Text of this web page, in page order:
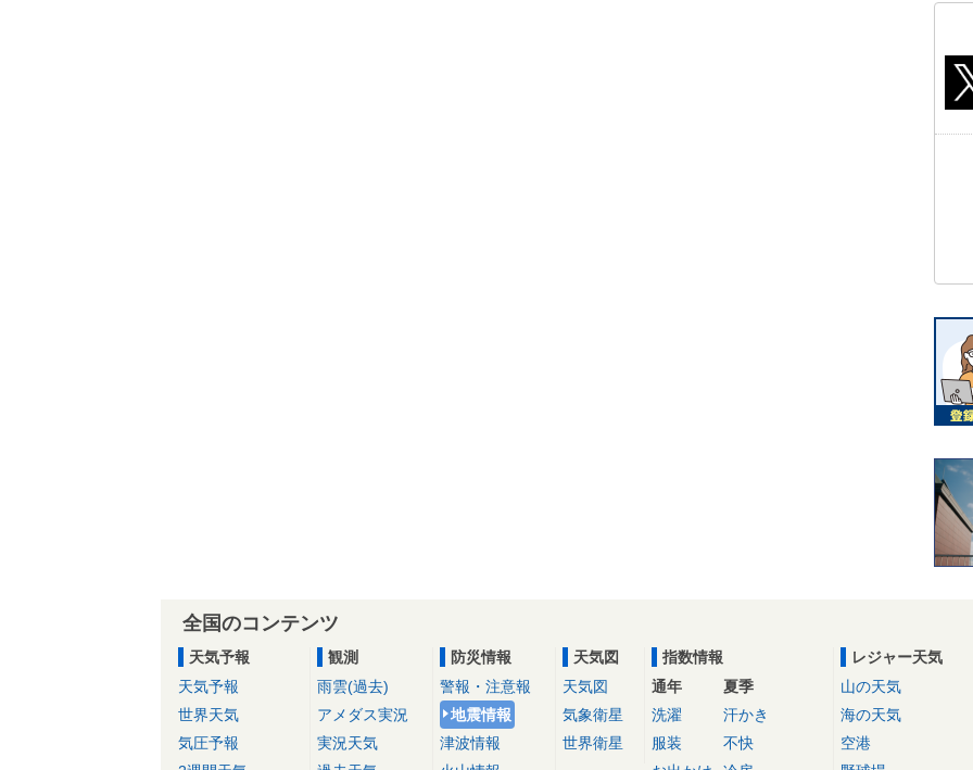
全国のコンテンツ
天気予報
天気予報
世界天気
気圧予報
観測
雨雲(過去)
アメダス実況
実況天気
防災情報
警報・注意報
地震情報
津波情報
天気図
天気図
気象衛星
世界衛星
指数情報
通年
洗濯
服装
夏季
汗かき
不快
レジャー天気
山の天気
海の天気
空港